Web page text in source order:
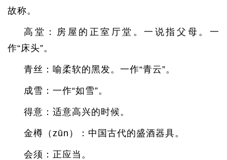
故称。
高堂：房屋的正室厅堂。一说指父母。一
作“床头”。
青丝：喻柔软的黑发。一作“青云”。
成雪：一作“如雪”。
得意：适意高兴的时候。
金樽（zūn）：中国古代的盛酒器具。
会须：正应当。